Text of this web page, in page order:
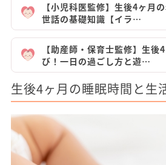
【小児科医監修】生後4ヶ月
世話の基礎知識【イラ…
【助産師・保育士監修】生後
び！一日の過ごし方と遊…
生後4ヶ月の睡眠時間と生